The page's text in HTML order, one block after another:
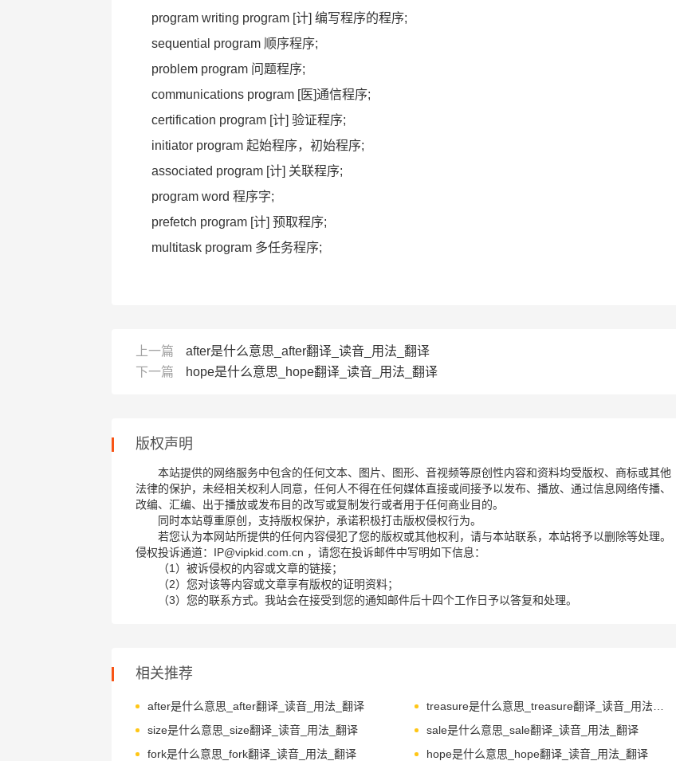
program writing program [计] 编写程序的程序;
sequential program 顺序程序;
problem program 问题程序;
communications program [医]通信程序;
certification program [计] 验证程序;
initiator program 起始程序，初始程序;
associated program [计] 关联程序;
program word 程序字;
prefetch program [计] 预取程序;
multitask program 多任务程序;
上一篇
after是什么意思_after翻译_读音_用法_翻译
下一篇
hope是什么意思_hope翻译_读音_用法_翻译
版权声明
本站提供的网络服务中包含的任何文本、图片、图形、音视频等原创性内容和资料均受版权、商标或其他
法律的保护，未经相关权利人同意，任何人不得在任何媒体直接或间接予以发布、播放、通过信息网络传播、
改编、汇编、出于播放或发布目的改写或复制发行或者用于任何商业目的。
同时本站尊重原创，支持版权保护，承诺积极打击版权侵权行为。
若您认为本网站所提供的任何内容侵犯了您的版权或其他权利，请与本站联系，本站将予以删除等处理。
侵权投诉通道：IP@vipkid.com.cn ，请您在投诉邮件中写明如下信息：
（1）被诉侵权的内容或文章的链接；
（2）您对该等内容或文章享有版权的证明资料；
（3）您的联系方式。我站会在接受到您的通知邮件后十四个工作日予以答复和处理。
相关推荐
after是什么意思_after翻译_读音_用法_翻译
treasure是什么意思_treasure翻译_读音_用法_翻译
size是什么意思_size翻译_读音_用法_翻译
sale是什么意思_sale翻译_读音_用法_翻译
fork是什么意思_fork翻译_读音_用法_翻译
hope是什么意思_hope翻译_读音_用法_翻译